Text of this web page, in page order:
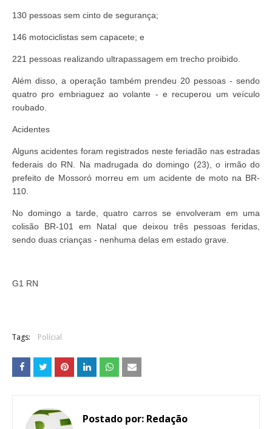
130 pessoas sem cinto de segurança;
146 motociclistas sem capacete; e
221 pessoas realizando ultrapassagem em trecho proibido.
Além disso, a operação também prendeu 20 pessoas - sendo
quatro pro embriaguez ao volante - e recuperou um veículo
roubado.
Acidentes
Alguns acidentes foram registrados neste feriadão nas estradas
federais do RN. Na madrugada do domingo (23), o irmão do
prefeito de Mossoró morreu em um acidente de moto na BR-
110.
No domingo a tarde, quatro carros se envolveram em uma
colisão BR-101 em Natal que deixou três pessoas feridas,
sendo duas crianças - nenhuma delas em estado grave.
G1 RN
Tags: Polícial
Postado por: Redação